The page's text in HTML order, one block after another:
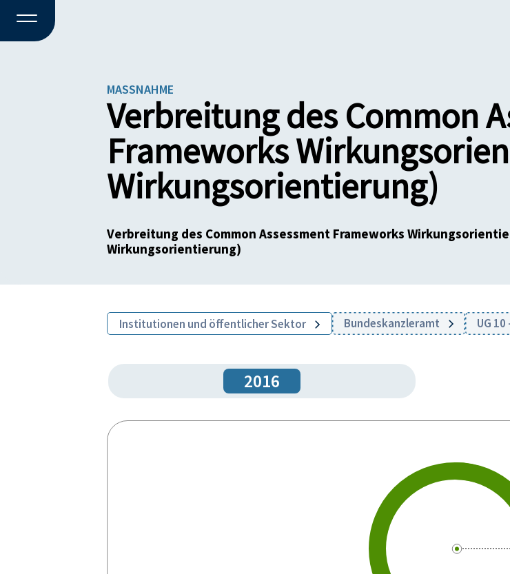
MASSNAHME
Verbreitung des Common
Frameworks
Wirkungsorientierung)
Verbreitung des Common Assessment Frameworks
Wirkungsorientierung)
Institutionen und öffentlicher Sektor Bundeskanzleramt UG
2016